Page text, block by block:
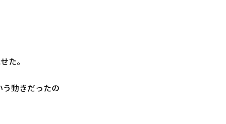
た。
動きだったの